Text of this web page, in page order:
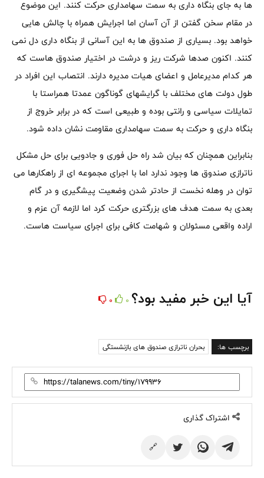
ها به جای بنگاه داری به سمت سهامداری حرکت کنند. این موضوع
در مقام سخن گفتن از آن آسان اما اجرایش همراه با چالش هایی
خواهد بود. بسیاری از صندوق ها به این آسانی از بنگاه داری دل نمی
کنند. اکنون صدها شرکت ریز و درشت در اختیار صندوق هاست که
هر کدام مدیرعامل و اعضای هیات مدیره دارند. انتصاب این افراد در
طول دولت های مختلف با گرایشهای گوناگون عمدتا همراستا با
تمایلات سیاسی و رانتی بوده و طبیعی است که در برابر خروج از
بنگاه داری و حرکت به سمت سهامداری مقاومت نشان داده شود.
بنابراین همچنان که بیان شد راه حل فوری و جادویی برای حل مشکل
ناترازی صندوق ها وجود ندارد اما با اجرای مجموعه ای از راهکارها می
توان در وهله نخست از حادتر شدن وضعیت پیشگیری و در گام
بعدی به سمت هدف های بزرگتری حرکت کرد اما لازمه آن عزم و
اراده واقعی مسئولان و شهامت کافی برای اجرای سیاست هاست.
آیا این خبر مفید بود؟ 0
0
برچسب ها: بحران ناترازی صندوق های بازنشستگی
اشتراک گذاری
🔗